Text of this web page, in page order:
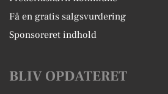
Få en gratis salgsvurdering
Sponsoreret indhold
BLIV OPDATERET